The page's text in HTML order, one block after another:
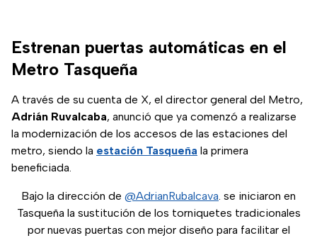
Estrenan puertas automáticas en el
Metro Tasqueña
A través de su cuenta de X, el director general del Metro,
Adrián Ruvalcaba, anunció que ya comenzó a realizarse
la modernización de los accesos de las estaciones del
metro, siendo la estación Tasqueña la primera
beneficiada.
Bajo la dirección de @AdrianRubalcava. se iniciaron en
Tasqueña la sustitución de los torniquetes tradicionales
por nuevas puertas con mejor diseño para facilitar el